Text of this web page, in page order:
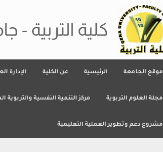
كلية التربية -
موقع الجامعة الرئيسية عن الكلية الإدارة
مجلة العلوم التربوية مركز التنمية النفسية والتربوية
مشروع دعم وتطوير العملية التعليمية